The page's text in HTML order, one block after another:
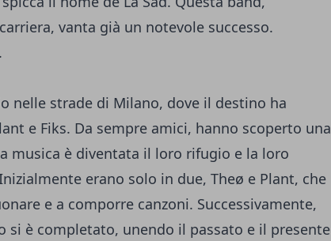
vanta già un notevole successo.
nelle strade di Milano, dove il destino ha
e Fiks. Da sempre amici, hanno scoperto una
musica è diventata il loro rifugio e la loro
erano solo in due, Theø e Plant, che
e a comporre canzoni. Successivamente,
si è completato, unendo il passato e il presente